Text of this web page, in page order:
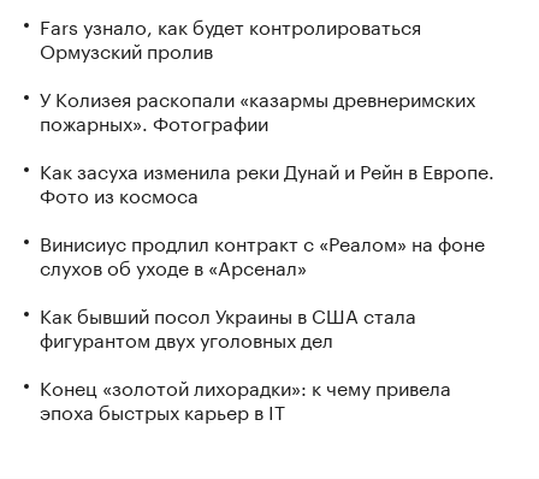
Fars узнало, как будет контролироваться
Ормузский пролив
У Колизея раскопали «казармы древнеримских
пожарных». Фотографии
Как засуха изменила реки Дунай и Рейн в Европе.
Фото из космоса
Винисиус продлил контракт с «Реалом» на фоне
слухов об уходе в «Арсенал»
Как бывший посол Украины в США стала
фигурантом двух уголовных дел
Конец «золотой лихорадки»: к чему привела
эпоха быстрых карьер в IT